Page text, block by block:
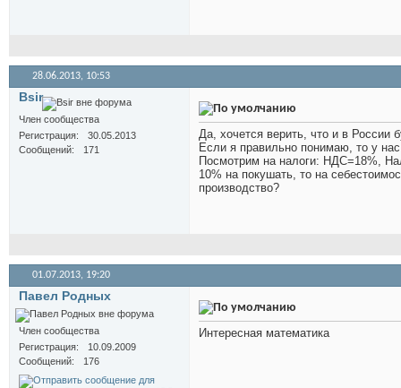
28.06.2013, 10:53
Bsir
Член сообщества
Регистрация
30.05.2013
Сообщений
171
Да, хочется верить, что и в России
Если я правильно понимаю, то у
Посмотрим на налоги: НДС=18%,
10% на покушать, то на
производство?
01.07.2013, 19:20
Павел Родных
Член сообщества
Регистрация
10.09.2009
Сообщений
176
Интересная математика